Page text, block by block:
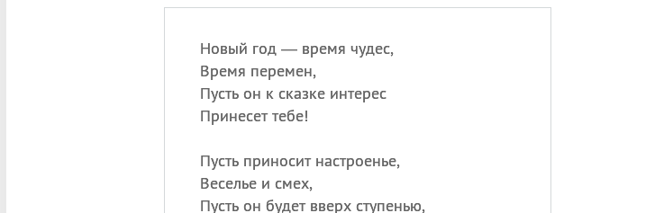
Новый год — время чудес,
Время перемен,
Пусть он к сказке интерес
Принесет тебе!
Пусть приносит настроенье,
Веселье и смех,
Пусть он будет вверх ступенью,